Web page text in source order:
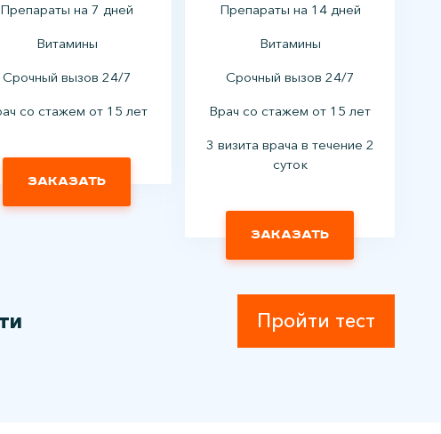
Препараты на 7 дней
Витамины
Срочный вызов 24/7
со стажем от 15 лет
Заказать
Препараты на 14 дней
Витамины
Срочный вызов 24/7
Врач со стажем от 15 лет
3 визита врача в течение 2
суток
Заказать
Пройти тест